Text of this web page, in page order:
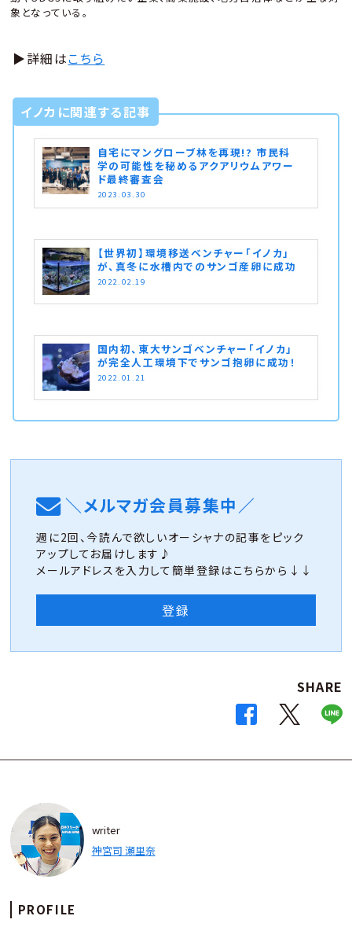
象となっている。
▶︎詳細はこちら
イノカに関連する記事
自宅にマングローブ林を再現!? 市民科
学の可能性を秘めるアクアリウムアワー
ド最終審査会
2023.03.30
【世界初】環境移送ベンチャー「イノカ」
が、真冬に水槽内でのサンゴ産卵に成功
2022.02.19
国内初、東大サンゴベンチャー「イノカ」
が完全人工環境下でサンゴ抱卵に成功！
2022.01.21
＼メルマガ会員募集中／
週に2回、今読んで欲しいオーシャナの記事をピック
アップしてお届けします♪
メールアドレスを入力して簡単登録はこちらから↓↓
登録
SHARE
writer
神宮司 瀬里奈
PROFILE